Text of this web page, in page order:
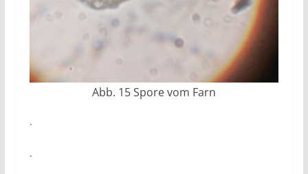
Abb. 15 Spore vom Farn
.
.